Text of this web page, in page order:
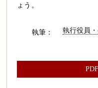
ょう。
執筆： 執行役員